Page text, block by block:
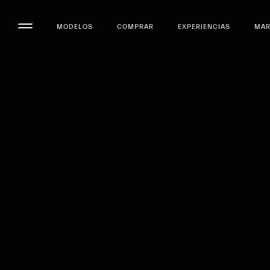
MODELOS COMPRAR EXPERIENCIAS